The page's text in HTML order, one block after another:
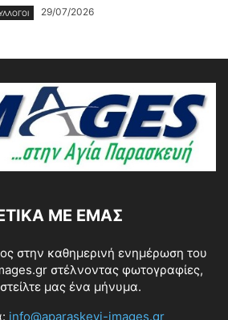
29/07/2026
ΜΕ ΕΜΆΣ
στην καθημερινή ενημέρωση του
στέλνοντας φωτογραφίες,
μας ένα μήνυμα.
info@aparaskevi-images.gr